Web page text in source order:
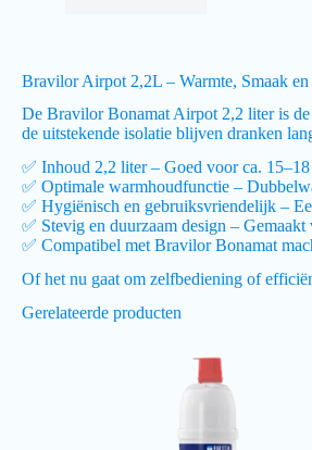
Bravilor Airpot 2,2L – Warmte, Smaak
De Bravilor Bonamat Airpot 2,2 liter is de
de uitstekende isolatie blijven dranken
✅ Inhoud 2,2 liter – Goed voor ca.
✅ Optimale warmhoudfunctie –
✅ Hygiënisch en gebruiksvriendelijk –
✅ Stevig en duurzaam design –
✅ Compatibel met Bravilor Bonamat
Of het nu gaat om zelfbediening of
Gerelateerde producten